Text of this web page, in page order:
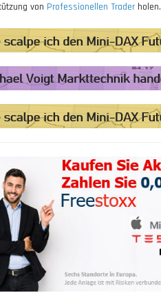
von Professionellen Traderholen.